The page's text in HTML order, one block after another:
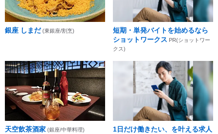
銀座 しまだ (東銀座/割烹)
短期・単発バイトを始めるなら
ショットワークス PR(ショットワー
クス)
天空飲茶酒家 (銀座/中華料理)
1日だけ働きたい、を叶える求人